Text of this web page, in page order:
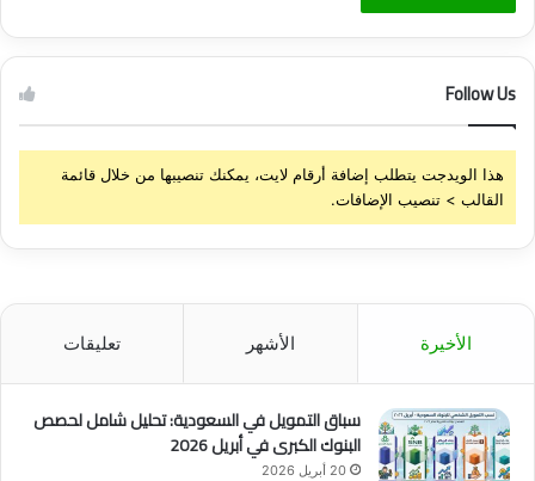
Follow Us
هذا الويدجت يتطلب إضافة أرقام لايت، يمكنك تنصيبها من خلال قائمة
القالب > تنصيب الإضافات.
الأخيرة الأشهر تعليقات
سباق التمويل في السعودية: تحليل شامل لحصص
البنوك الكبرى في أبريل 2026
20 أبريل 2026